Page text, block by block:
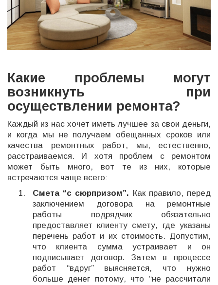
Какие проблемы могут
возникнуть при
осуществлении ремонта?
Каждый из нас хочет иметь лучшее за свои деньги,
и когда мы не получаем обещанных сроков или
качества ремонтных работ, мы, естественно,
расстраиваемся. И хотя проблем с ремонтом
может быть много, вот те из них, которые
встречаются чаще всего:
Смета “с сюрпризом”. Как правило, перед
заключением договора на ремонтные
работы подрядчик обязательно
предоставляет клиенту смету, где указаны
перечень работ и их стоимость. Допустим,
что клиента сумма устраивает и он
подписывает договор. Затем в процессе
работ “вдруг” выясняется, что нужно
больше денег потому, что “не рассчитали